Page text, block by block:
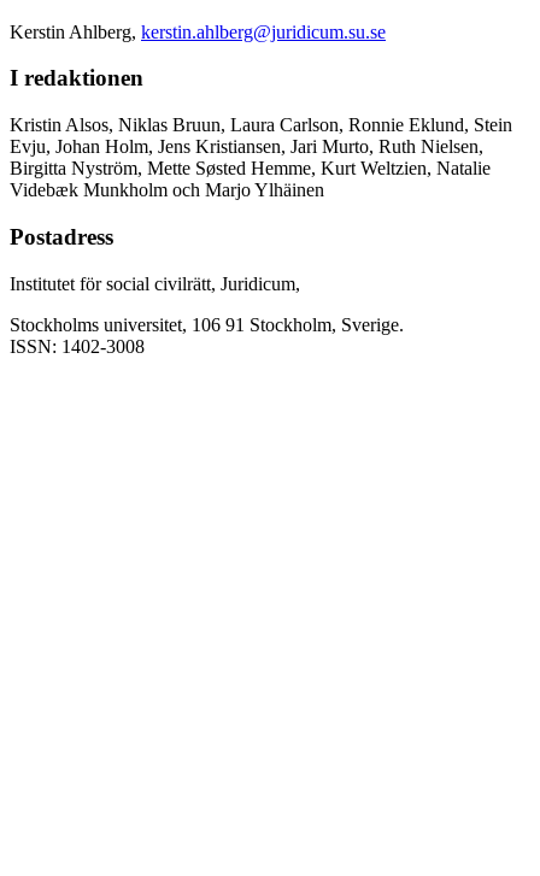
Kerstin Ahlberg, kerstin.ahlberg@juridicum.su.se
I redaktionen
Kristin Alsos, Niklas Bruun, Laura Carlson, Ronnie Eklund, Stein
Evju, Johan Holm, Jens Kristiansen, Jari Murto, Ruth Nielsen,
Birgitta Nyström, Mette Søsted Hemme, Kurt Weltzien, Natalie
Videbæk Munkholm och Marjo Ylhäinen
Postadress
Institutet för social civilrätt, Juridicum,
Stockholms universitet, 106 91 Stockholm, Sverige.
ISSN: 1402-3008